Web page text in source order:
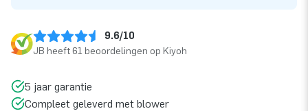
9.6/10
JB heeft 61 beoordelingen op Kiyoh
5 jaar garantie
Compleet geleverd met blower